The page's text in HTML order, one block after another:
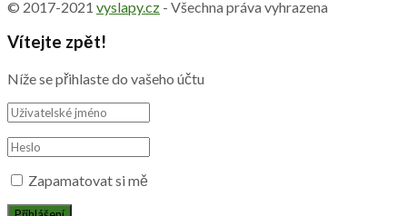
© 2017-2021 vyslapy.cz - Všechna práva vyhrazena
Vítejte zpět!
Níže se přihlaste do vašeho účtu
Zapamatovat si mě